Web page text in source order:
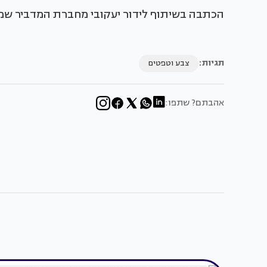
הכתבה בשיתוף לידור יעקובי מחברת המדביר
תגיות: צבע וטפטים
אהבתם? שתפו: